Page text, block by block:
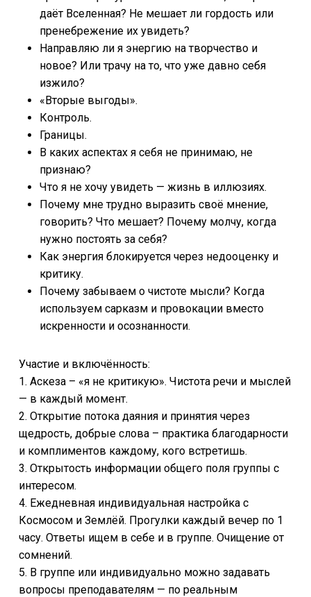
даёт Вселенная? Не мешает ли гордость или
пренебрежение их увидеть?
Направляю ли я энергию на творчество и
новое? Или трачу на то, что уже давно себя
изжило?
«Вторые выгоды».
Контроль.
Границы.
В каких аспектах я себя не принимаю, не
признаю?
Что я не хочу увидеть — жизнь в иллюзиях.
Почему мне трудно выразить своё мнение,
говорить? Что мешает? Почему молчу, когда
нужно постоять за себя?
Как энергия блокируется через недооценку и
критику.
Почему забываем о чистоте мысли? Когда
используем сарказм и провокации вместо
искренности и осознанности.
Участие и включённость:
1. Аскеза – «я не критикую». Чистота речи и мыслей
— в каждый момент.
2. Открытие потока даяния и принятия через
щедрость, добрые слова – практика благодарности
и комплиментов каждому, кого встретишь.
3. Открытость информации общего поля группы с
интересом.
4. Ежедневная индивидуальная настройка с
Космосом и Землёй. Прогулки каждый вечер по 1
часу. Ответы ищем в себе и в группе. Очищение от
сомнений.
5. В группе или индивидуально можно задавать
вопросы преподавателям — по реальным